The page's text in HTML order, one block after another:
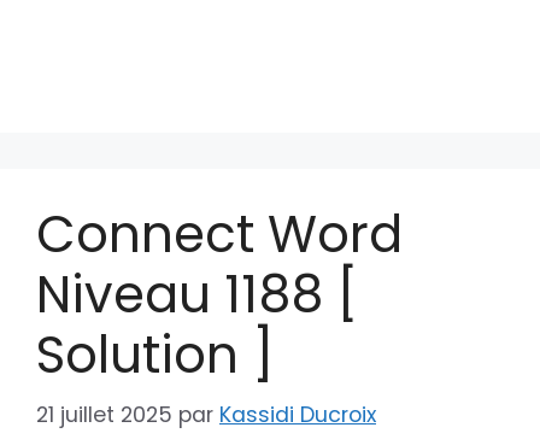
Connect Word
Niveau 1188 [
Solution ]
21 juillet 2025 par Kassidi Ducroix